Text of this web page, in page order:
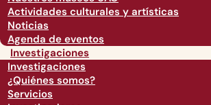
Actividades culturales y artísticas
Noticias
Agenda de eventos
Investigaciones
Investigaciones
¿Quiénes somos?
Servicios